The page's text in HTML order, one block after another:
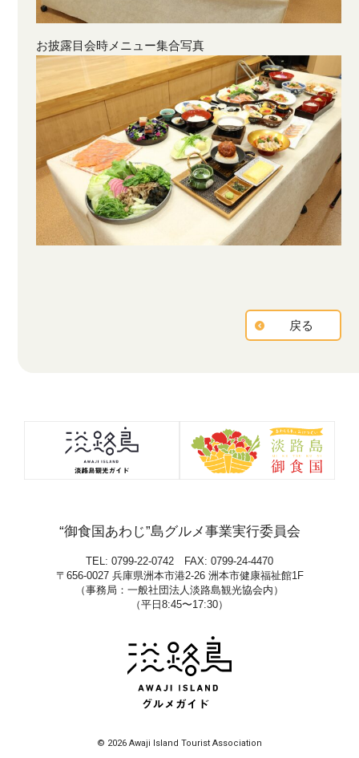
お披露目会時メニュー集合写真
戻る
“御食国あわじ”島グルメ事業実行委員会
TEL: 0799-22-0742 FAX: 0799-24-4470
〒656-0027 兵庫県洲本市港2-26 洲本市健康福祉館1F
（事務局：一般社団法人淡路島観光協会内）
（平日8:45〜17:30）
© 2026 Awaji Island Tourist Association